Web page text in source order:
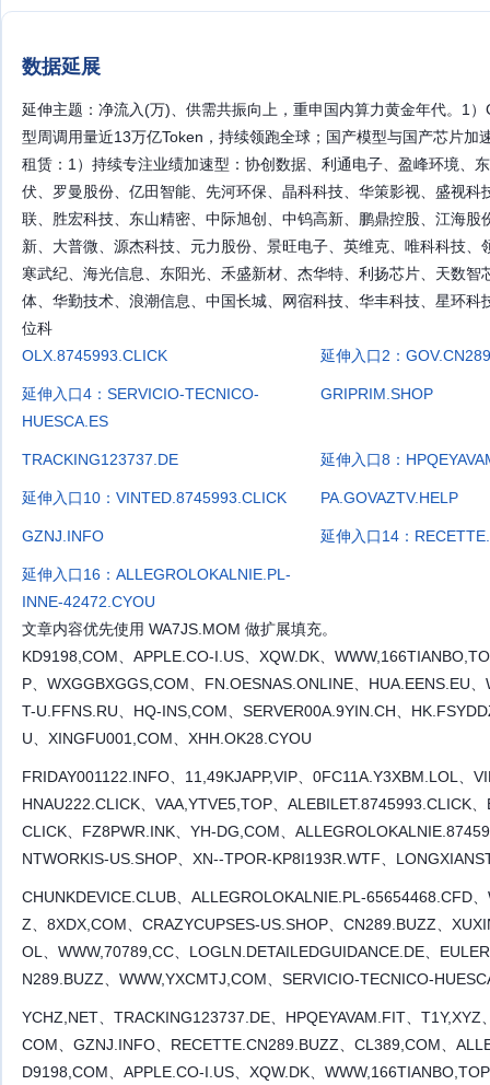
数据延展
延伸主题：净流入(万)、供需共振向上，重申国内算力黄金年代。1
型周调用量近13万亿Token，持续领跑全球；国产模型与国产芯片
租赁：1）持续专注业绩加速型：协创数据、利通电子、盈峰环境、
伏、罗曼股份、亿田智能、先河环保、晶科科技、华策影视、盛视
联、胜宏科技、东山精密、中际旭创、中钨高新、鹏鼎控股、江海
新、大普微、源杰科技、元力股份、景旺电子、英维克、唯科科技
寒武纪、海光信息、东阳光、禾盛新材、杰华特、利扬芯片、天数
体、华勤技术、浪潮信息、中国长城、网宿科技、华丰科技、星环
位科
OLX.8745993.CLICK
延伸入口2：
延伸入口4：SERVICIO-TECNICO-
HUESCA.ES
GRIPRIM.SHOP
TRACKING123737.DE 延伸入口8：
延伸入口10：VINTED.8745993.CLICK PA.GOVAZTV.HELP
GZNJ.INFO 延伸入口14：
延伸入口16：ALLEGROLOKALNIE.PL-
INNE-42472.CYOU
文章内容优先使用 WA7JS.MOM 做扩展填充。
KD9198,COM、APPLE.CO-I.US、XQW.DK、
P、WXGGBXGGS,COM、FN.OESNAS.ONLINE、HUA.EENS.EU
T-U.FFNS.RU、HQ-INS,COM、SERVER00A.9YIN.CH、
U、XINGFU001,COM、XHH.OK28.CYOU
FRIDAY001122.INFO、11,49KJAPP,VIP、0FC11A.Y3XBM.LOL、
HNAU222.CLICK、VAA,YTVE5,TOP、ALEBILET.8745993.CLICK
CLICK、FZ8PWR.INK、YH-DG,COM、
NTWORKIS-US.SHOP、XN--TPOR-KP8I193R.WTF、
CHUNKDEVICE.CLUB、ALLEGROLOKALNIE.PL-65654468.CFD
Z、8XDX,COM、CRAZYCUPSES-US.SHOP、CN289.BUZZ、
OL、WWW,70789,CC、LOGLN.DETAILEDGUIDANCE.DE、
N289.BUZZ、WWW,YXCMTJ,COM、SERVICIO-TECNICO-
YCHZ,NET、TRACKING123737.DE、HPQEYAVAM.FIT、
COM、GZNJ.INFO、RECETTE.CN289.BUZZ、CL389,COM、
D9198,COM、APPLE.CO-I.US、XQW.DK、